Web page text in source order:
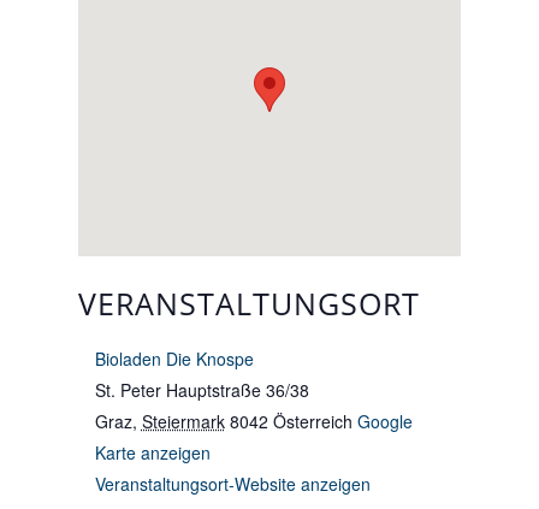
VERANSTALTUNGSORT
Bioladen Die Knospe
St. Peter Hauptstraße 36/38
Graz, Steiermark 8042 Österreich Google
Karte anzeigen
Veranstaltungsort-Website anzeigen